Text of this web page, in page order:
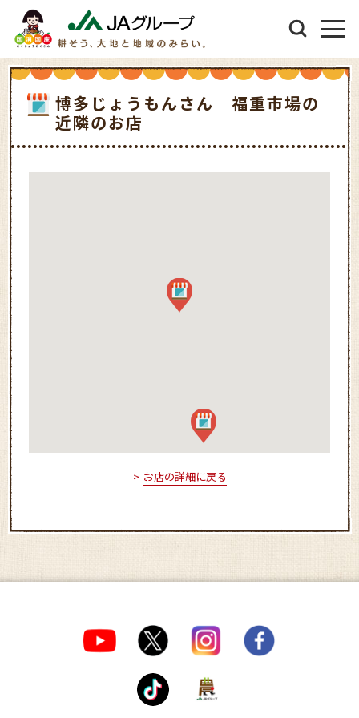
博多じょうもんさん 福重市場の
近隣のお店
お店の詳細に戻る